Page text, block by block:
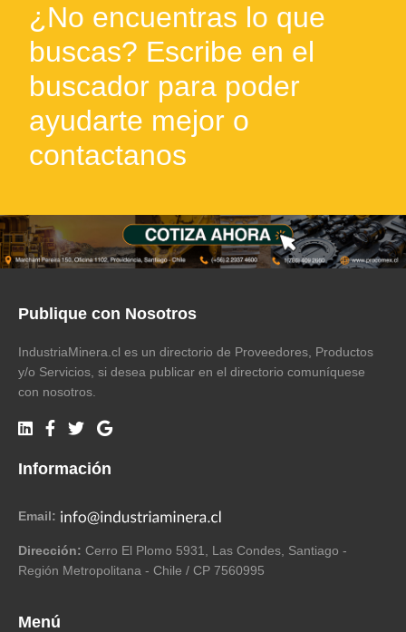
¿No encuentras lo que
buscas? Escribe en el
buscador para poder
ayudarte mejor o
contactanos
Publique con Nosotros
IndustriaMinera.cl es un directorio de Proveedores, Productos
y/o Servicios, si desea publicar en el directorio comuníquese
con nosotros.
Información
Email:
Dirección: Cerro El Plomo 5931, Las Condes, Santiago -
Región Metropolitana - Chile / CP 7560995
Menú